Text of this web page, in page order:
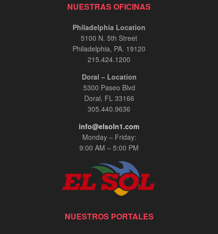
NUESTRAS OFICINAS
Philadelphia Location
5100 N. 5th Street
Philadelphia, PA. 19120
215.424.1200
Doral – Location
5300 Paseo Blvd
Doral, FL 33166
305.440.9636
info@elsoln1.com
Monday – Friday:
9:00 AM – 5:00 PM
NUESTROS PORTALES